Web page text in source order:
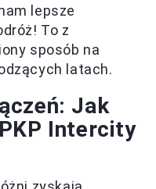
lepsze
To z
sposób na
latach.
Jak
Intercity